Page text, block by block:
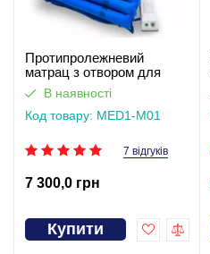
Протипролежневий
матрац з отвором для
туалету MED1-M01
В наявності
Код товару: MED1-M01
7 відгуків
7 300,0 грн
Купити